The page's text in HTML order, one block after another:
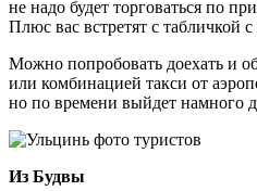
не надо будет торговаться по
Плюс вас встретят с табличкой
Можно попробовать доехать и
или комбинацией такси от
но по времени выйдет намного
Из Будвы